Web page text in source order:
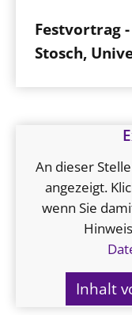
Festvortrag
Stosch,
An dieser
angezeigt.
wenn Sie
Inhalt